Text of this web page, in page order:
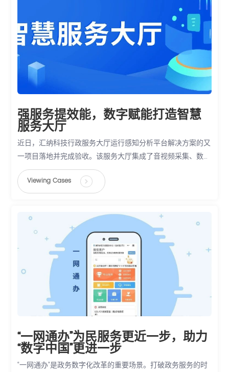
强服务提效能，数字赋能打造智慧
服务大厅
近日，汇纳科技行政服务大厅运行感知分析平台解决方案的又
一项目落地并完成验收。该服务大厅集成了音视频采集、数据
统计分析、服务趋势预测、大厅地图成像、经办高峰预警在内
的五大智慧功能，并与业务系统对接，实现业务经办态势分析
等拓展功能，有效助力该服务大厅构建数字化、智慧化服务新
Viewing Cases
“一网通办”为民服务更近一步，助力
“数字中国”更进一步
“一网通办”是政务数字化改革的重要场景。打破政务服务的时